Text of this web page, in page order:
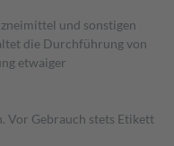
und sonstigen
die Durchführung von
etwaiger
Vor Gebrauch stets Etikett